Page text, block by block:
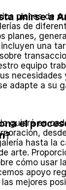
unirse a
planes de
de
planes,
una
equipo
necesidades
adapte a su
el
guiará en
hasta la
arte.
cómo usar
apoyo
mejores